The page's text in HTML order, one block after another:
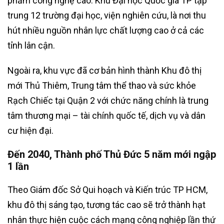
trung 12 trường đại học, viện nghiên cứu, là nơi thu
hút nhiều nguồn nhân lực chất lượng cao ở cả các
tỉnh lân cận.
Ngoài ra, khu vực đã cơ bản hình thành Khu đô thị
mới Thủ Thiêm, Trung tâm thể thao và sức khỏe
Rạch Chiếc tại Quận 2 với chức năng chính là trung
tâm thương mại – tài chính quốc tế, dịch vụ và dân
cư hiện đại.
Đến 2040, Thành phố Thủ Đức 5 năm mới ngập
1 lần
Theo Giám đốc Sở Qui hoạch và Kiến trúc TP HCM,
khu đô thị sáng tạo, tương tác cao sẽ trở thành hạt
nhân thực hiện cuộc cách mạng công nghiệp lần thứ